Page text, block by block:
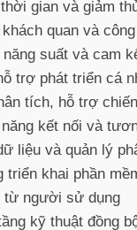
gian và giảm
quan và
năng suất và cam
trợ phát triển cá
tích, hỗ trợ
kết nối và
liệu và quản lý
triển khai phần
từ người sử dụng
kỹ thuật đồng